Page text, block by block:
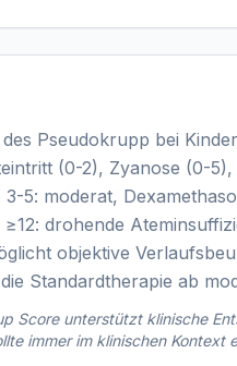
Pseudokrupp bei
(0-2), Zyanose (0-5),
5: moderat,
drohende
objektive
Standardtherapie ab
Scoreunterstützt klinische
immer im klinischen Kontext